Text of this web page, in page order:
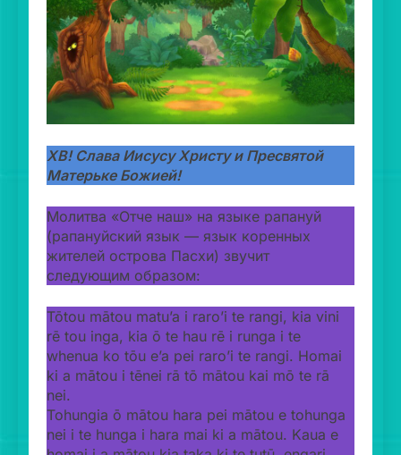
ХВ! Слава Иисусу Христу и Пресвятой
Матерьке Божией!
Молитва «Отче наш» на языке рапануй
(рапануйский язык — язык коренных
жителей острова Пасхи) звучит
следующим образом:
Tōtou mātou matu’a i raro’i te rangi, kia vini
rē tou inga, kia ō te hau rē i runga i te
whenua ko tōu e’a pei raro’i te rangi. Homai
ki a mātou i tēnei rā tō mātou kai mō te rā
nei.
Tohungia ō mātou hara pei mātou e tohunga
nei i te hunga i hara mai ki a mātou. Kaua e